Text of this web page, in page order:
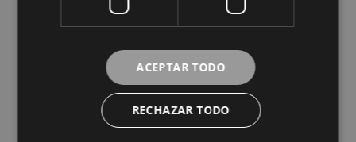
Compra al por mayor en El
Mayorista del Textil
ACEPTAR TODO
RECHAZAR TODO